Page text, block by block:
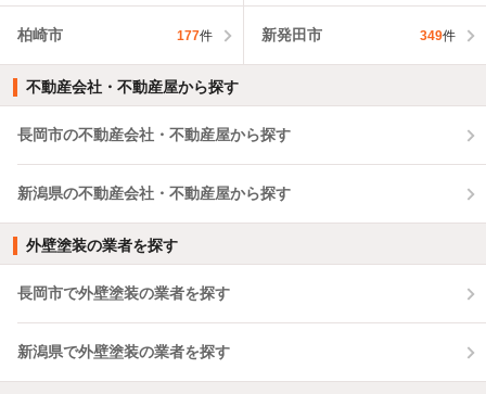
柏崎市 177件 新発田市 349件
不動産会社・不動産屋から探す
長岡市の不動産会社・不動産屋から探す
新潟県の不動産会社・不動産屋から探す
外壁塗装の業者を探す
長岡市で外壁塗装の業者を探す
新潟県で外壁塗装の業者を探す